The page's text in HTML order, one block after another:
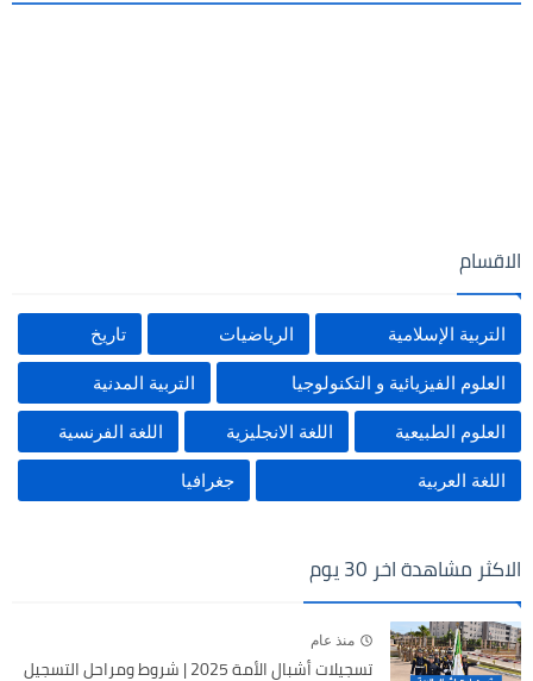
الاقسام
التربية الإسلامية الرياضيات تاريخ
العلوم الفيزيائية و التكنولوجيا التربية المدنية
العلوم الطبيعية اللغة الانجليزية اللغة الفرنسية
اللغة العربية جغرافيا
الاكثر مشاهدة اخر 30 يوم
منذ عام
تسجيلات أشبال الأمة 2025 | شروط ومراحل التسجيل